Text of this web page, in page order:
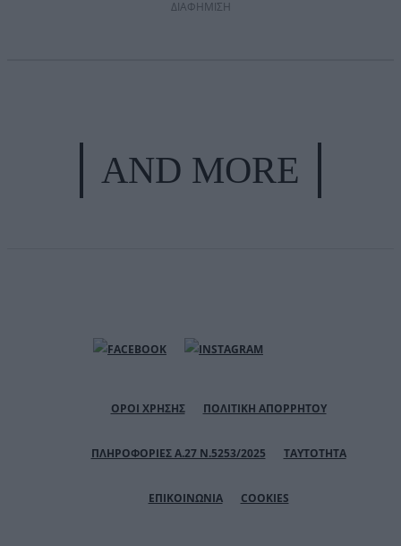
ΔΙΑΦΗΜΙΣΗ
AND MORE
ΟΡΟΙ ΧΡΗΣΗΣ ΠΟΛΙΤΙΚΗ ΑΠΟΡΡΗΤΟΥ
ΠΛΗΡΟΦΟΡΙΕΣ Α.27 Ν.5253/2025 ΤΑΥΤΟΤΗΤΑ
ΕΠΙΚΟΙΝΩΝΙΑ COOKIES